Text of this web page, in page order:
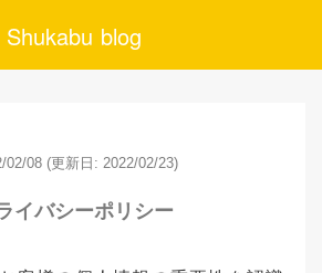
Shukabu blog
02/08 (更新日: 2022/02/23)
イバシーポリシー